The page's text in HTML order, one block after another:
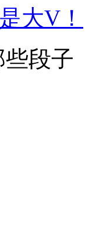
大V！
段子